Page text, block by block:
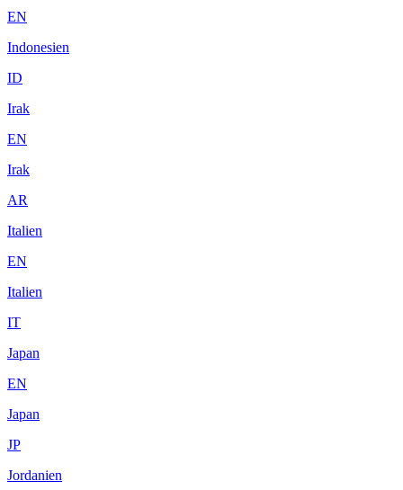
EN
Indonesien
ID
Irak
EN
Irak
AR
Italien
EN
Italien
IT
Japan
EN
Japan
JP
Jordanien